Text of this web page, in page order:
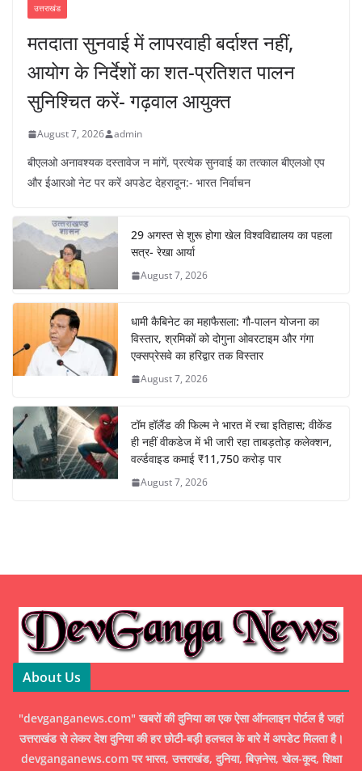
उत्तराखंड
मतदाता सुनवाई में लापरवाही बर्दाश्त नहीं,
आयोग के निर्देशों का शत-प्रतिशत पालन
सुनिश्चित करें- गढ़वाल आयुक्त
August 7, 2026 admin
बीएलओ अनावश्यक दस्तावेज न मांगें, प्रत्येक सुनवाई का तत्काल बीएलओ एप
और ईआरओ नेट पर करें अपडेट देहरादून:- भारत निर्वाचन
29 अगस्त से शुरू होगा खेल विश्वविद्यालय का पहला
सत्र- रेखा आर्या
August 7, 2026
धामी कैबिनेट का महाफैसला: गौ-पालन योजना का
विस्तार, श्रमिकों को दोगुना ओवरटाइम और गंगा
एक्सप्रेसवे का हरिद्वार तक विस्तार
August 7, 2026
टॉम हॉलैंड की फिल्म ने भारत में रचा इतिहास; वीकेंड
ही नहीं वीकडेज में भी जारी रहा ताबड़तोड़ कलेक्शन,
वर्ल्डवाइड कमाई ₹11,750 करोड़ पार
August 7, 2026
About Us
"devganganews.com" खबरों की दुनिया का एक ऐसा ऑनलाइन पोर्टल है जहां
उत्तराखंड से लेकर देश दुनिया की हर छोटी-बड़ी हलचल के बारे में अपडेट मिलता है।
devganganews.com पर भारत, उत्तराखंड, दुनिया, बिज़नेस, खेल-कूद, शिक्षा